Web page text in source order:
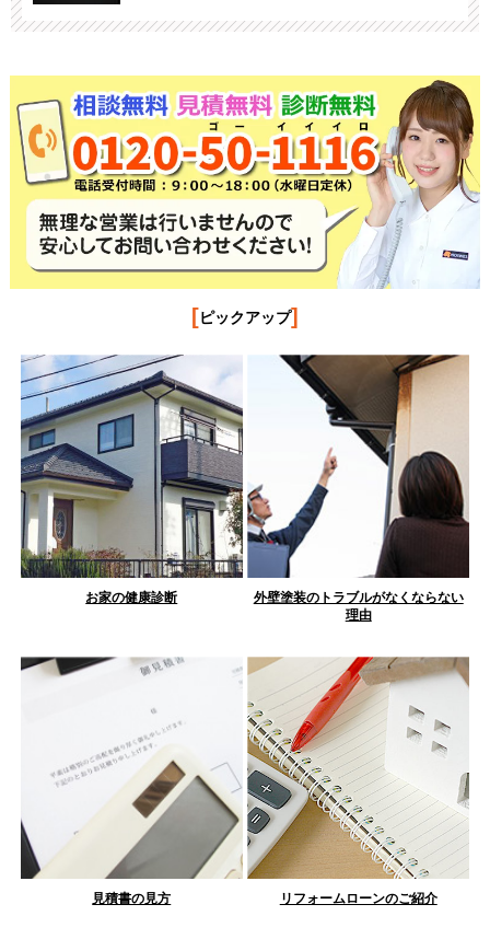
[ピックアップ]
お家の健康診断
外壁塗装のトラブルがなくならない
理由
見積書の見方 リフォームローンのご紹介